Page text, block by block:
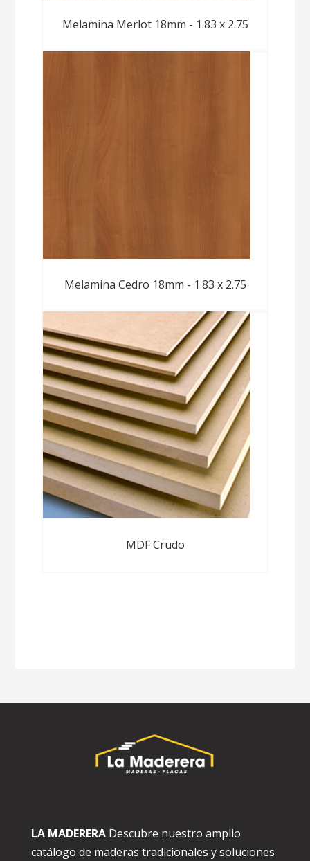
Melamina Merlot 18mm - 1.83 x 2.75
Melamina Cedro 18mm - 1.83 x 2.75
MDF Crudo
LA MADERERA Descubre nuestro amplio
catálogo de maderas tradicionales y soluciones